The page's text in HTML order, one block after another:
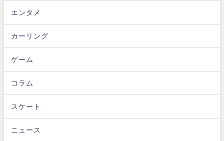
エンタメ
カーリング
ゲーム
コラム
スケート
ニュース